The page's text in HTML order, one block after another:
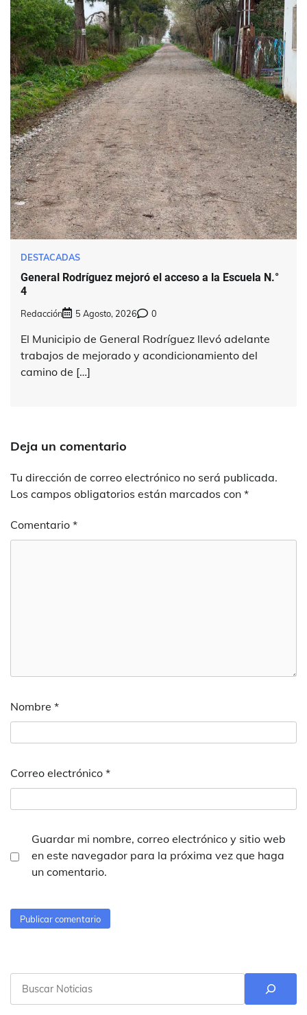
DESTACADAS
General Rodríguez mejoró el acceso a la Escuela N.°
4
Redacción 5 Agosto, 2026 0
El Municipio de General Rodríguez llevó adelante
trabajos de mejorado y acondicionamiento del
camino de […]
Deja un comentario
Tu dirección de correo electrónico no será publicada.
Los campos obligatorios están marcados con *
Comentario *
Nombre *
Correo electrónico *
Guardar mi nombre, correo electrónico y sitio web
en este navegador para la próxima vez que haga
un comentario.